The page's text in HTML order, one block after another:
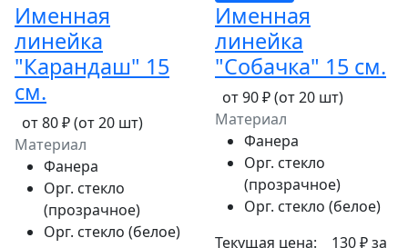
Именная
линейка
"Карандаш" 15
см.
от 80 ₽(от 20 шт)
Материал
Фанера
Орг. стекло
(прозрачное)
Орг. стекло (белое)
Именная
линейка
"Собачка" 15 см.
от 90 ₽(от 20 шт)
Материал
Фанера
Орг. стекло
(прозрачное)
Орг. стекло (белое)
Текущая цена:
130 ₽за